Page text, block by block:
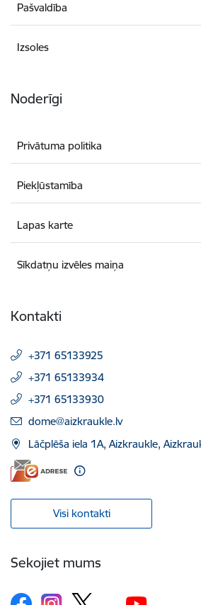
Pašvaldība
Izsoles
Noderīgi
Privātuma politika
Piekļūstamība
Lapas karte
Sīkdatņu izvēles maiņa
Kontakti
+371 65133925
+371 65133934
+371 65133930
E-pasts:
dome@aizkraukle.lv
Lāčplēša iela 1A, Aizkraukle,
Visi kontakti
Sekojiet mums